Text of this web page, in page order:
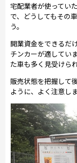
宅配業者が使ってい
で、どうしてもその
う。
開業資金をできるだ
チンカーが適してい
た車も多く見受けられ
販売状態を把握して
ように、よく注意し